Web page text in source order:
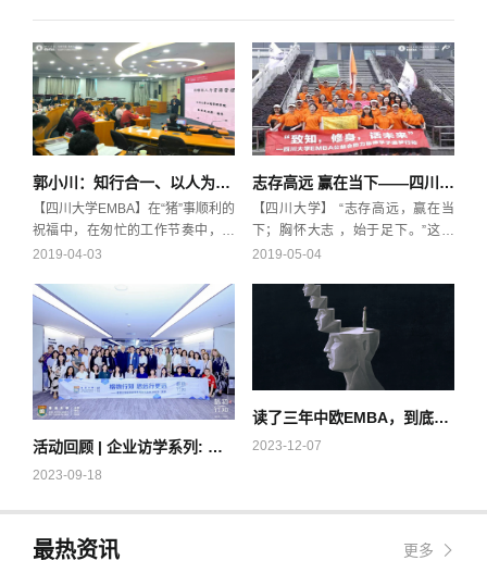
郭小川：知行合一、以人为本，用心做好人力资源管理
【四川大学EMBA】在“猪”事顺利的
祝福中，在匆忙的工作节奏中，在
无比怀念和思念之情中，在充满期
动、兴奋、满足的来到了EMBA课
堂上。2019年3月14日至3月17
日，陈维政老师《人力资源管理》
课程让我掌握了战略人力资源管理
的基本概念和相关理论，学习了人
力资源管理与开发的技术和方法。
和实战练习，提高了我们的战略分
析和思考能力，强化了职业操守和
了人力资源管理的重要性。通过几
天学习，我也顿悟了一些心得与大
家分享——知行合
2019-04-03
志存高远 赢在当下——四川大学EMBA公益会助力明德学子追梦行动圆满结束
【四川大学】 “志存高远，赢在当
下；胸怀大志 ，始于足下。”这是
四川大学EMBA公益会助力明德学
学商学院EMBA教育中心常务副主
任曹麒麟博士，赠予在场每一位明
德学子的临别箴言。曹主任亲切地
和同学们分享了人生感悟，并对高
中生学习心态和高中生人生观、价
一件事都应该心存远大志向和抱
负，应认真对待。从眼前的事做
情，句句入心，在场学生侧耳聆
2019-05-04
活动回顾 | 企业访学系列: 走进微软
2023-09-18
读了三年中欧EMBA，到底得到了什么？
2023-12-07
最热资讯 更多